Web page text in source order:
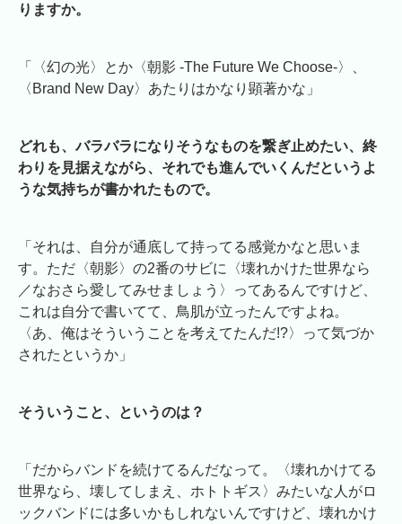
りますか。
「〈幻の光〉とか〈朝影 -The Future We Choose-〉、
〈Brand New Day〉あたりはかなり顕著かな」
どれも、バラバラになりそうなものを繋ぎ止めたい、終
わりを見据えながら、それでも進んでいくんだというよ
うな気持ちが書かれたもので。
「それは、自分が通底して持ってる感覚かなと思いま
す。ただ〈朝影〉の2番のサビに〈壊れかけた世界なら
／なおさら愛してみせましょう〉ってあるんですけど、
これは自分で書いてて、鳥肌が立ったんですよね。
〈あ、俺はそういうことを考えてたんだ!?〉って気づか
されたというか」
そういうこと、というのは？
「だからバンドを続けてるんだなって。〈壊れかけてる
世界なら、壊してしまえ、ホトトギス〉みたいな人がロ
ックバンドには多いかもしれないんですけど、壊れかけ